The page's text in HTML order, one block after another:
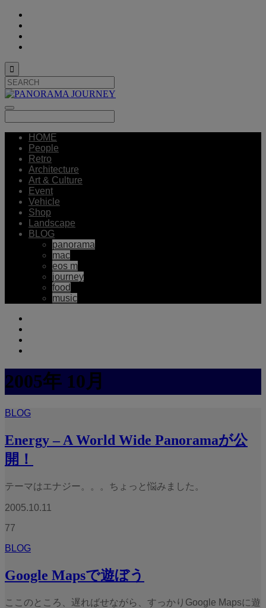

HOME
People
Retro
Architecture
Art & Culture
Event
Vehicle
Shop
Landscape
BLOG
panorama
mac
eos m
journey
food
music
2005年 10月
BLOG
Energy – A World Wide Panoramaが公
開！
テーマはエナジー。。。ちょっと悩みました。
2005.10.11
77
BLOG
Google Mapsで遊ぼう
ここのところ、遅ればせながら、すっかりGoogle Mapsに遊